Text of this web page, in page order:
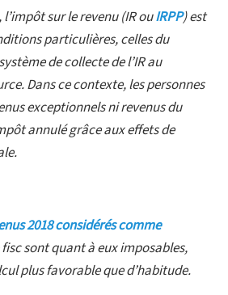
sur le revenu (IR ouIRPP) est
particulières, celles du
de collecte de l’IR au
Dans ce contexte, les personnes
exceptionnels ni revenus du
annulé grâce aux effets de
2018 considérés comme
sont quant à eux imposables,
plus favorable que d’habitude.